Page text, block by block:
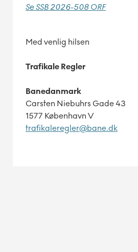
Se SSB 2026-508 ORF
Med venlig hilsen
Trafikale Regler
Banedanmark
Carsten Niebuhrs Gade 43
1577 København V
trafikaleregler@bane.dk